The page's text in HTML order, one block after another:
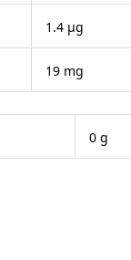
1.4 μg
19 mg
0 g